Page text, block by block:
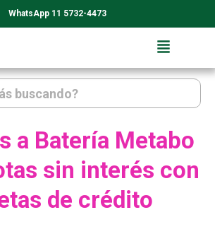
WhatsApp 11 5732-4473
a Batería Metabo
sin interés con
de crédito